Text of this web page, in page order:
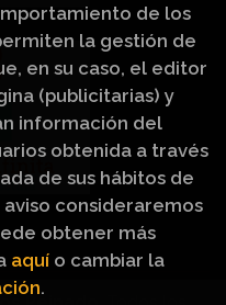
de los
la gestión de
en su caso, el editor
(publicitarias) y
información del
obtenida a través
de sus hábitos de
consideraremos
obtener más
aquí o cambiar la
.